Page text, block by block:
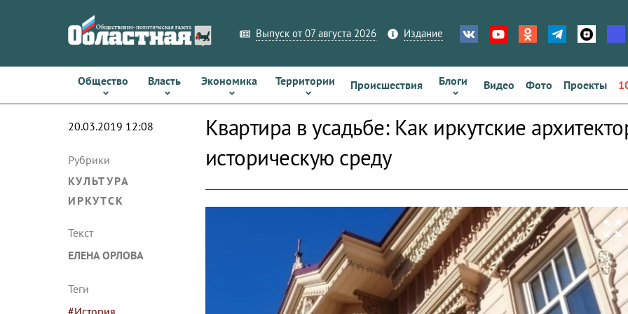
Выпуск от 07 августа 2026 Издание
Общество Власть Экономика Территории Происшествия Блоги Видео Фото Проекты
20.03.2019 12:08
Рубрики
КУЛЬТУРА
ИРКУТСК
Текст
ЕЛЕНА ОРЛОВА
Теги
#История
Квартира в усадьбе: Как иркутские
историческую среду
zoom_out_map